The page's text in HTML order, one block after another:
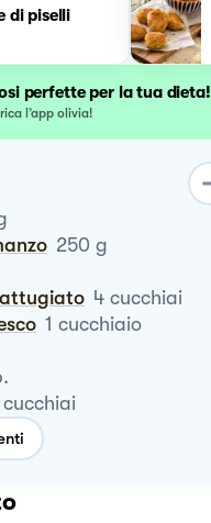
di piselli
perfette per la tua dieta!
l’app olivia!
250 g
4 cucchiai
1 cucchiaio
cucchiai